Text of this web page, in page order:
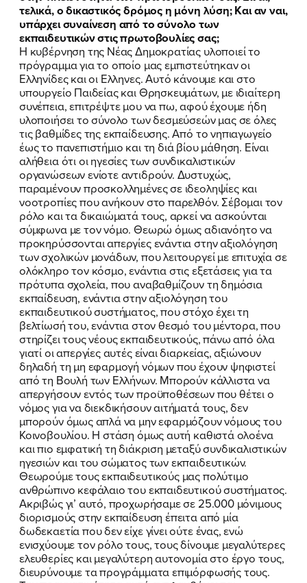
τελικά, ο δικαστικός δρόμος η μόνη λύση; Και αν ναι,
υπάρχει συναίνεση από το σύνολο των
εκπαιδευτικών στις πρωτοβουλίες σας;
Η κυβέρνηση της Νέας Δημοκρατίας υλοποιεί το
πρόγραμμα για το οποίο μας εμπιστεύτηκαν οι
Ελληνίδες και οι Ελληνες. Αυτό κάνουμε και στο
υπουργείο Παιδείας και Θρησκευμάτων, με ιδιαίτερη
συνέπεια, επιτρέψτε μου να πω, αφού έχουμε ήδη
υλοποιήσει το σύνολο των δεσμεύσεών μας σε όλες
τις βαθμίδες της εκπαίδευσης. Από το νηπιαγωγείο
έως το πανεπιστήμιο και τη διά βίου μάθηση. Είναι
αλήθεια ότι οι ηγεσίες των συνδικαλιστικών
οργανώσεων ενίοτε αντιδρούν. Δυστυχώς,
παραμένουν προσκολλημένες σε ιδεοληψίες και
νοοτροπίες που ανήκουν στο παρελθόν. Σέβομαι τον
ρόλο και τα δικαιώματά τους, αρκεί να ασκούνται
σύμφωνα με τον νόμο. Θεωρώ όμως αδιανόητο να
προκηρύσσονται απεργίες ενάντια στην αξιολόγηση
των σχολικών μονάδων, που λειτουργεί με επιτυχία σε
ολόκληρο τον κόσμο, ενάντια στις εξετάσεις για τα
πρότυπα σχολεία, που αναβαθμίζουν τη δημόσια
εκπαίδευση, ενάντια στην αξιολόγηση του
εκπαιδευτικού συστήματος, που στόχο έχει τη
βελτίωσή του, ενάντια στον θεσμό του μέντορα, που
στηρίζει τους νέους εκπαιδευτικούς, πάνω από όλα
γιατί οι απεργίες αυτές είναι διαρκείας, αξιώνουν
δηλαδή τη μη εφαρμογή νόμων που έχουν ψηφιστεί
από τη Βουλή των Ελλήνων. Μπορούν κάλλιστα να
απεργήσουν εντός των προϋποθέσεων που θέτει ο
νόμος για να διεκδικήσουν αιτήματά τους, δεν
μπορούν όμως απλά να μην εφαρμόζουν νόμους του
Κοινοβουλίου. Η στάση όμως αυτή καθιστά ολοένα
και πιο εμφατική τη διάκριση μεταξύ συνδικαλιστικών
ηγεσιών και του σώματος των εκπαιδευτικών.
Θεωρούμε τους εκπαιδευτικούς μας πολύτιμο
ανθρώπινο κεφάλαιο του εκπαιδευτικού συστήματος.
Ακριβώς γι’ αυτό, προχωρήσαμε σε 25.000 μόνιμους
διορισμούς στην εκπαίδευση έπειτα από μία
δωδεκαετία που δεν είχε γίνει ούτε ένας, ενώ
ενισχύουμε τον ρόλο τους, τους δίνουμε μεγαλύτερες
ελευθερίες και μεγαλύτερη αυτονομία στο έργο τους,
διευρύνουμε τα προγράμματα επιμόρφωσής τους.